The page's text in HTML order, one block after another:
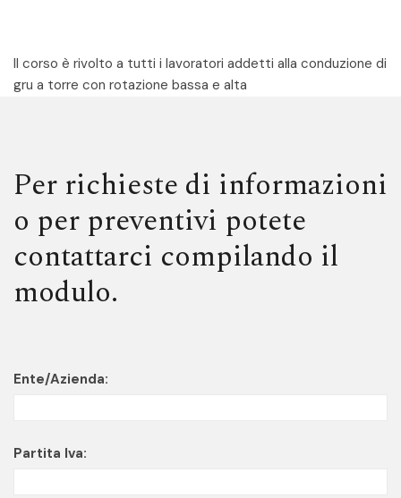
Il corso è rivolto a tutti i lavoratori addetti alla conduzione di
gru a torre con rotazione bassa e alta
Per richieste di informazioni
o per preventivi potete
contattarci compilando il
modulo.
Ente/Azienda:
Partita Iva: